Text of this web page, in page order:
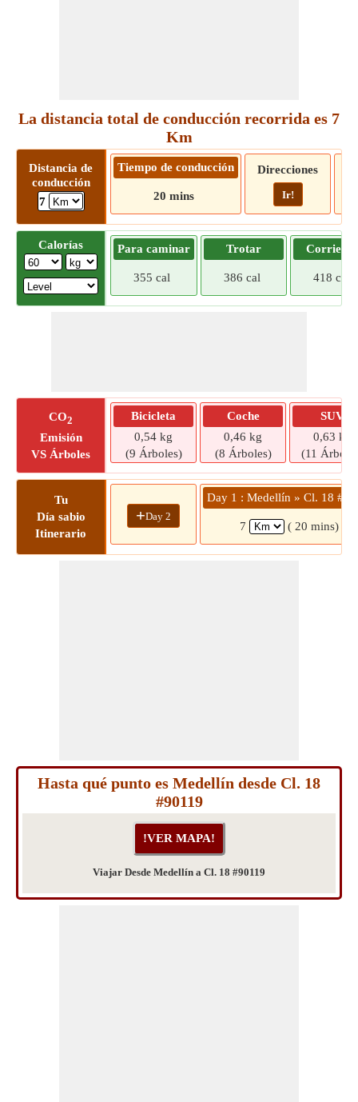
La distancia total de conducción recorrida es 7
Km
Distancia de
conducción
7
Tiempo de conducción
20 mins
Direcciones
Ir!
Calorías Para caminar
355 cal
Trotar
386 cal 418 cal
CO2
Emisión
VS Árboles
Bicicleta
0,54 kg
(9 Árboles)
Coche
0,46 kg
(8 Árboles)
SUV
0,63 kg
(11
Tu
Día sabio
Itinerario
+Day 2
Day 1 : Medellín » Cl. 18
7 ( 20 mins)
Hasta qué punto es Medellín desde Cl. 18
#90119
Viajar Desde Medellín a Cl. 18 #90119